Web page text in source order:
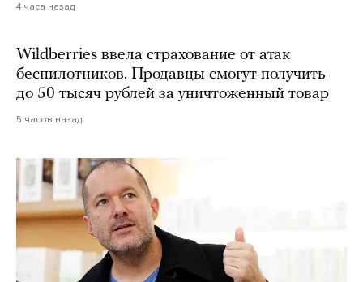
4 часа назад
Wildberries ввела страхование от атак
беспилотников. Продавцы смогут получить
до 50 тысяч рублей за уничтоженный товар
5 часов назад